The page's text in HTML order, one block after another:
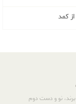
نو و دست دوم